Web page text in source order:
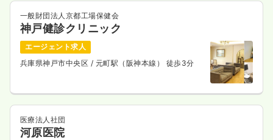
一般財団法人京都工場保健会
神戸健診クリニック
エージェント求人
兵庫県神戸市中央区 / 元町駅（阪神本線） 徒歩3分
医療法人社団
河原医院